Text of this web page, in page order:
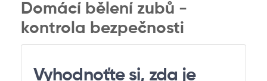
Domácí bělení zubů -
kontrola bezpečnosti
Vyhodnoťte si, zda je